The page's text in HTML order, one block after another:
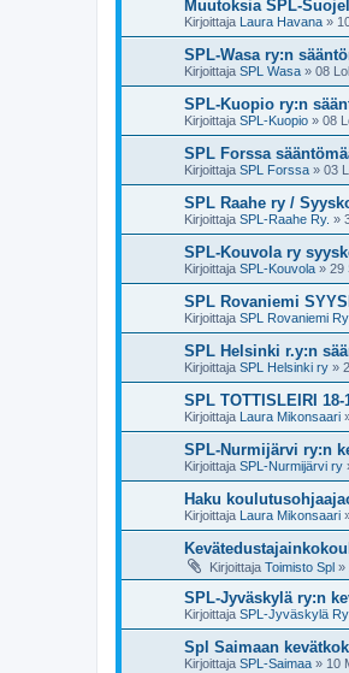
Muutoksia SPL-
Kirjoittaja Laura Havana »
SPL-Wasa ry:n
Kirjoittaja SPL Wasa » 08
SPL-Kuopio ry:n
Kirjoittaja SPL-Kuopio » 08
SPL Forssa
Kirjoittaja SPL Forssa » 03
SPL Raahe ry /
Kirjoittaja SPL-Raahe Ry. »
SPL-Kouvola ry
Kirjoittaja SPL-Kouvola » 29
SPL Rovaniemi
Kirjoittaja SPL Rovaniemi Ry
SPL Helsinki r.y:n
Kirjoittaja SPL Helsinki ry »
SPL TOTTISLEIRI 18-
Kirjoittaja Laura Mikonsaari
SPL-Nurmijärvi ry:n
Kirjoittaja SPL-Nurmijärvi ry
Haku
Kirjoittaja Laura Mikonsaari
Kirjoittaja Toimisto Spl »
SPL-Jyväskylä ry:n
Kirjoittaja SPL-Jyväskylä Ry
Spl Saimaan
Kirjoittaja SPL-Saimaa » 10